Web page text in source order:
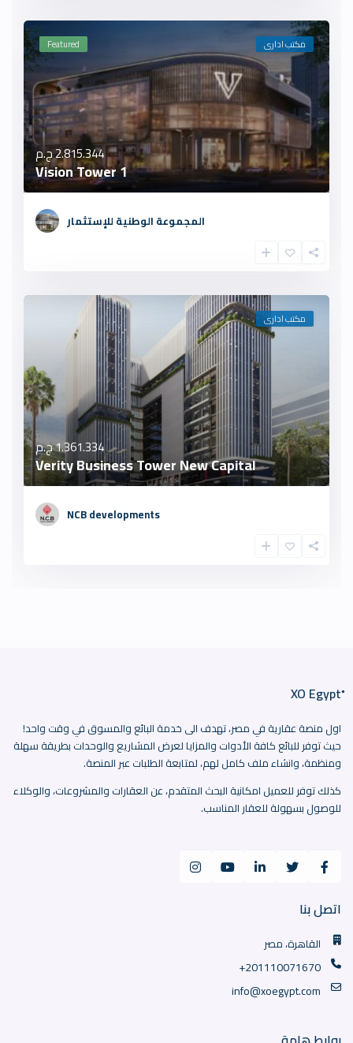
Featured مكتب ادارى
2.815.344 ج.م
Vision Tower 1
المجموعة الوطنية للإستثمار
مكتب ادارى
1.361.334 ج.م
Verity Business Tower New Capital
NCB developments
اول منصة عقارية في مصر، تهدف الى خدمة البائع والمسوق في وقت واحد!
حيث توفر للبائع كافة الأدوات والمزايا لعرض المشاريع والوحدات بطريقة سهلة
ومنظمة، وانشاء ملف كامل لهم، لمتابعة الطلبات عبر المنصة.
كذلك توفر للعميل امكانية البحث المتقدم، عن العقارات والمشروعات، والوكلاء
للوصول بسهولة للعقار المناسب.
اتصل بنا
القاهرة، مصر
+201110071670
info@xoegypt.com